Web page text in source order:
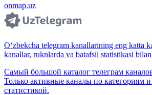
onmap.uz
O‘zbekcha telegram kanallarining eng katta
kanallar, ruknlarda va batafsil statistikasi
Самый большой каталог телеграм
Только активные каналы по категориям
статистикой.